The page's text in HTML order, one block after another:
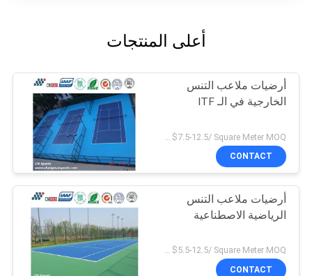
أعلى المنتجات
أرضيات ملاعب التنس
الخارجية في الـ ITF
US $7.5-12.5/ Square Meter MOQ:/
CONTACT
أرضيات ملاعب التنس
الرياضية الاصطناعية
US $5.5-12.5/ Square Meter MOQ:/
CONTACT